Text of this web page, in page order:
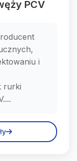
PCV
i
rurki